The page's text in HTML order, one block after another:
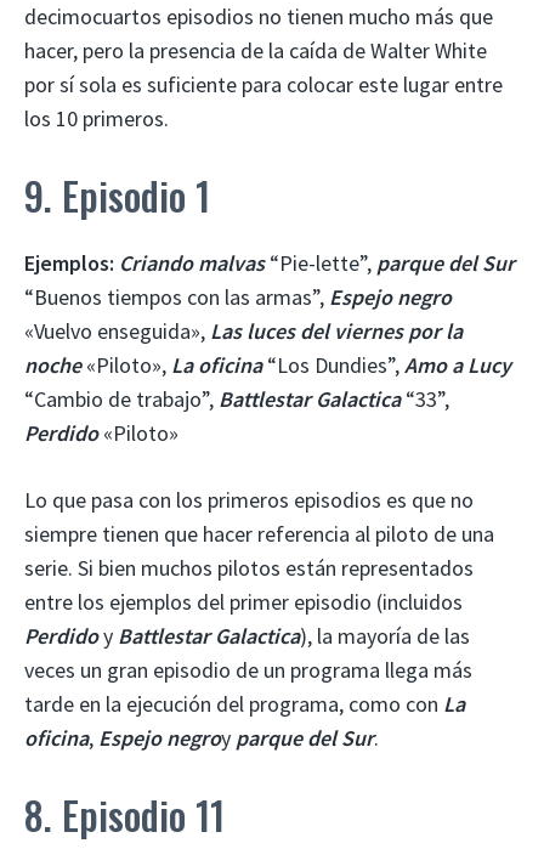
decimocuartos episodios no tienen mucho más que
hacer, pero la presencia de la caída de Walter White
por sí sola es suficiente para colocar este lugar entre
los 10 primeros.
9. Episodio 1
Ejemplos: Criando malvas“Pie-lette”, parque del Sur
“Buenos tiempos con las armas”, Espejo negro
«Vuelvo enseguida», Las luces del viernes por la
noche«Piloto», La oficina“Los Dundies”,Amo a Lucy
“Cambio de trabajo”, Battlestar Galactica“33”,
Perdido«Piloto»
Lo que pasa con los primeros episodios es que no
siempre tienen que hacer referencia al piloto de una
serie. Si bien muchos pilotos están representados
entre los ejemplos del primer episodio (incluidos
Perdidoy Battlestar Galactica), la mayoría de las
veces un gran episodio de un programa llega más
tarde en la ejecución del programa, como con La
oficina, Espejo negroy parque del Sur.
8. Episodio 11